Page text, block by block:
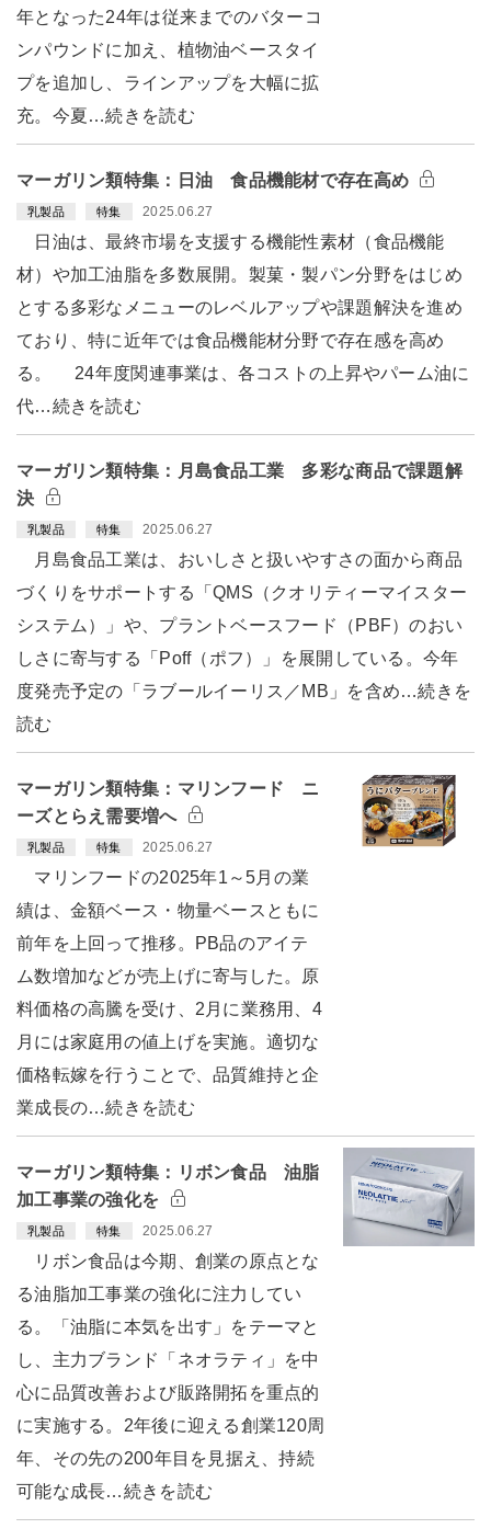
年となった24年は従来までのバターコ
ンパウンドに加え、植物油ベースタイ
プを追加し、ラインアップを大幅に拡
充。今夏…続きを読む
マーガリン類特集：日油 食品機能材で存在高め
乳製品 特集 2025.06.27
日油は、最終市場を支援する機能性素材（食品機能
材）や加工油脂を多数展開。製菓・製パン分野をはじめ
とする多彩なメニューのレベルアップや課題解決を進め
ており、特に近年では食品機能材分野で存在感を高め
る。 24年度関連事業は、各コストの上昇やパーム油に
代…続きを読む
マーガリン類特集：月島食品工業 多彩な商品で課題解
決
乳製品 特集 2025.06.27
月島食品工業は、おいしさと扱いやすさの面から商品
づくりをサポートする「QMS（クオリティーマイスター
システム）」や、プラントベースフード（PBF）のおい
しさに寄与する「Poff（ポフ）」を展開している。今年
度発売予定の「ラブールイーリス／MB」を含め…続きを
読む
マーガリン類特集：マリンフード ニ
ーズとらえ需要増へ
乳製品 特集 2025.06.27
マリンフードの2025年1～5月の業
績は、金額ベース・物量ベースともに
前年を上回って推移。PB品のアイテ
ム数増加などが売上げに寄与した。原
料価格の高騰を受け、2月に業務用、4
月には家庭用の値上げを実施。適切な
価格転嫁を行うことで、品質維持と企
業成長の…続きを読む
マーガリン類特集：リボン食品 油脂
加工事業の強化を
乳製品 特集 2025.06.27
リボン食品は今期、創業の原点とな
る油脂加工事業の強化に注力してい
る。「油脂に本気を出す」をテーマと
し、主力ブランド「ネオラティ」を中
心に品質改善および販路開拓を重点的
に実施する。2年後に迎える創業120周
年、その先の200年目を見据え、持続
可能な成長…続きを読む